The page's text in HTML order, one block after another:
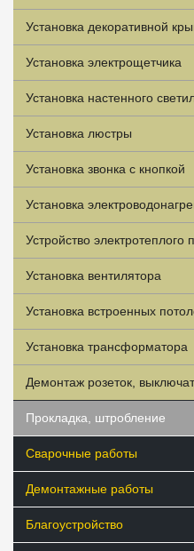
Установка декоративной
Установка электрощетчика
Установка настенного
Установка люстры
Установка звонка с кнопкой
Установка
Устройство электротеплого
Установка вентилятора
Установка встроенных
Установка трансформатора
Демонтаж розеток,
Прокладка, штробление
Сварочные работы
Демонтажные работы
Благоустройство